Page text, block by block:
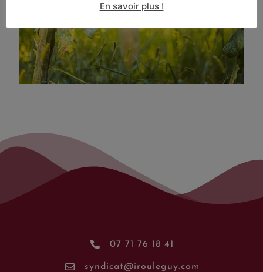
07 71 76 18 41
syndicat@irouleguy.com
En savoir plus !